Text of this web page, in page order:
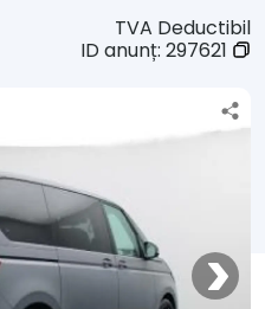
TVA Deductibil
ID anunț: 297621